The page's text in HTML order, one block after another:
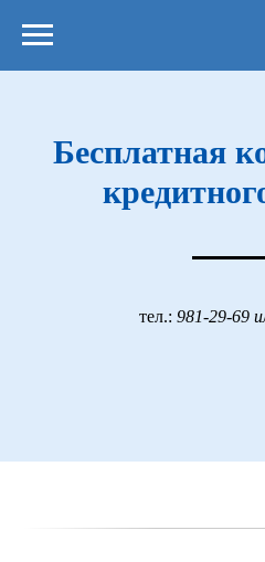
Бесплатная
тел.: 981-29-69